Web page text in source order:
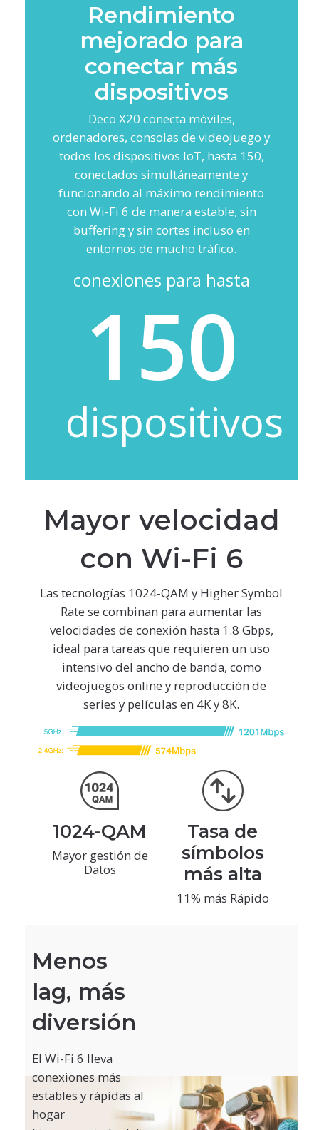
Rendimiento
mejorado para
conectar más
dispositivos
Deco X20 conecta móviles,
ordenadores, consolas de videojuego y
todos los dispositivos IoT, hasta 150,
conectados simultáneamente y
funcionando al máximo rendimiento
con Wi-Fi 6 de manera estable, sin
buffering y sin cortes incluso en
entornos de mucho tráfico.
conexiones para hasta
150
dispositivos
Mayor velocidad
con Wi-Fi 6
Las tecnologías 1024-QAM y Higher Symbol
Rate se combinan para aumentar las
velocidades de conexión hasta 1.8 Gbps,
ideal para tareas que requieren un uso
intensivo del ancho de banda, como
videojuegos online y reproducción de
series y películas en 4K y 8K.
1024-QAM
Mayor gestión de
Datos
Tasa de
símbolos
más alta
11% más Rápido
Menos
lag, más
diversión
El Wi-Fi 6 lleva
conexiones más
estables y rápidas al
hogar